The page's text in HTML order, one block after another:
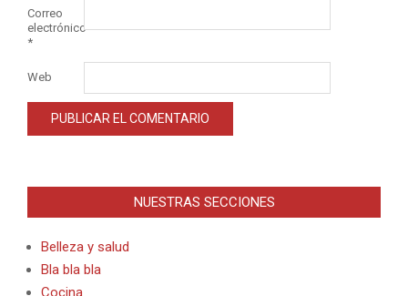
Correo
electrónico
*
Web
NUESTRAS SECCIONES
Belleza y salud
Bla bla bla